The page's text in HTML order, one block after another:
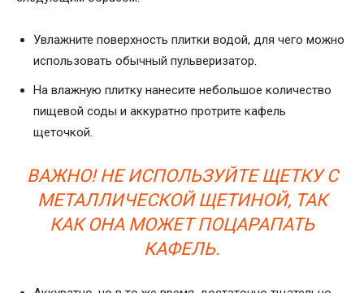
Увлажните поверхность плитки водой, для чего можно
использовать обычный пульверизатор.
На влажную плитку нанесите небольшое количество
пищевой соды и аккуратно протрите кафель
щеточкой.
ВАЖНО! НЕ ИСПОЛЬЗУЙТЕ ЩЕТКУ С
МЕТАЛЛИЧЕСКОЙ ЩЕТИНОЙ, ТАК
КАК ОНА МОЖЕТ ПОЦАРАПАТЬ
КАФЕЛЬ.